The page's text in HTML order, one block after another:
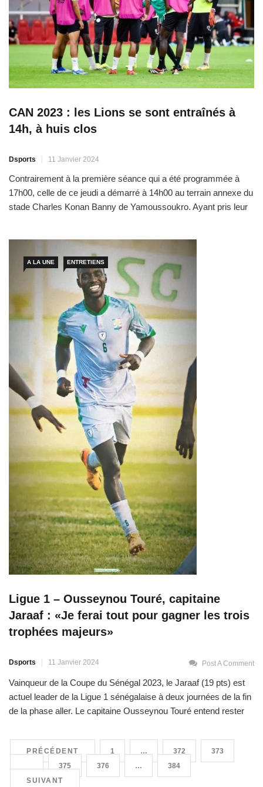
CAN 2023 : les Lions se sont entraînés à
14h, à huis clos
Dsports 11 Janvier 2024
Contrairement à la première séance qui a été programmée à
17h00, celle de ce jeudi a démarré à 14h00 au terrain annexe du
stade Charles Konan Banny de Yamoussoukro. Ayant pris leur
A LA UNE ENTRETIENS
Ligue 1 – Ousseynou Touré, capitaine
Jaraaf : «Je ferai tout pour gagner les trois
trophées majeurs»
Dsports 11 Janvier 2024 Post A Comment
Vainqueur de la Coupe du Sénégal 2023, le Jaraaf (19 pts) est
actuel leader de la Ligue 1 sénégalaise à deux journées de la fin
de la phase aller. Le capitaine Ousseynou Touré entend rester
championnat, la Coupe du Sénégal et la Coupe de la […]
PRÉCÉDENT 1 … 372
373
375 376 …
384
SUIVANT